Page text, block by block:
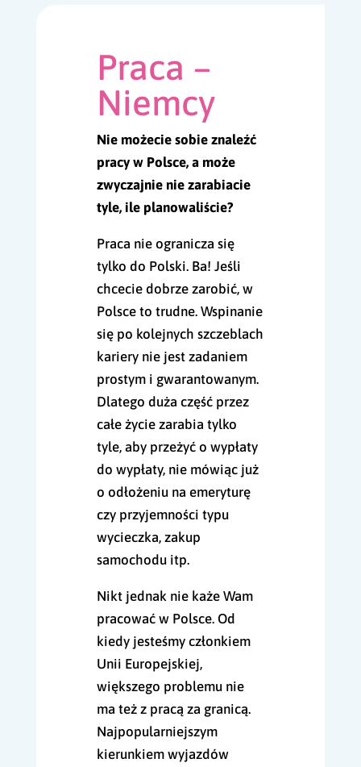
Praca –
Niemcy
Nie możecie sobie znaleźć
pracy w Polsce, a może
zwyczajnie nie zarabiacie
tyle, ile planowaliście?
Praca nie ogranicza się
tylko do Polski. Ba! Jeśli
chcecie dobrze zarobić, w
Polsce to trudne. Wspinanie
się po kolejnych szczeblach
kariery nie jest zadaniem
prostym i gwarantowanym.
Dlatego duża część przez
całe życie zarabia tylko
tyle, aby przeżyć o wypłaty
do wypłaty, nie mówiąc już
o odłożeniu na emeryturę
czy przyjemności typu
wycieczka, zakup
samochodu itp.
Nikt jednak nie każe Wam
pracować w Polsce. Od
kiedy jesteśmy członkiem
Unii Europejskiej,
większego problemu nie
ma też z pracą za granicą.
Najpopularniejszym
kierunkiem wyjazdów